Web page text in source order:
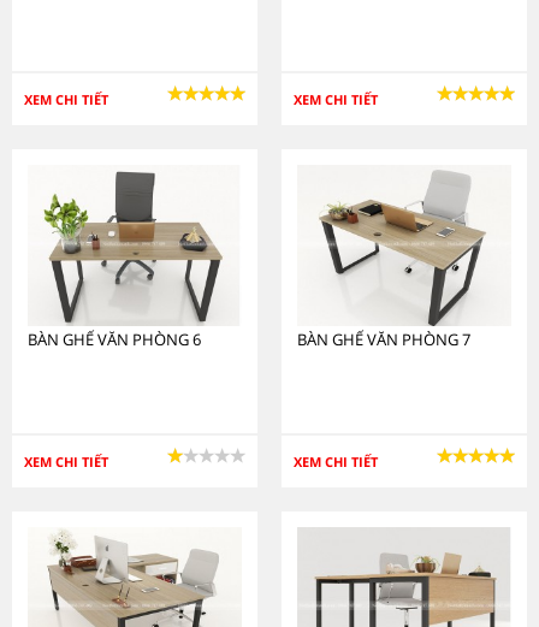
XEM CHI TIẾT XEM CHI TIẾT
BÀN GHẾ VĂN PHÒNG 6
XEM CHI TIẾT
BÀN GHẾ VĂN PHÒNG 7
XEM CHI TIẾT